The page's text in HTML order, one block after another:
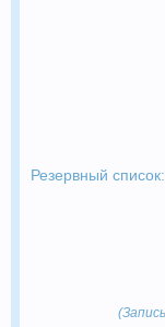
Резервный список: